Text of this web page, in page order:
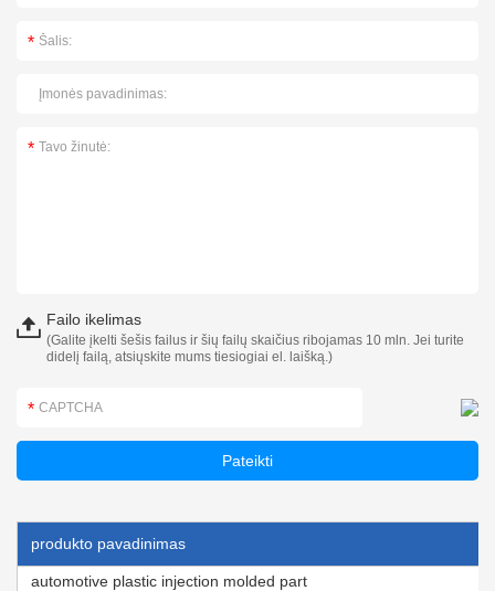
Failo ikelimas
(Galite įkelti šešis failus ir šių failų skaičius ribojamas 10 mln. Jei turite
didelį failą, atsiųskite mums tiesiogiai el. laišką.)
produkto pavadinimas
automotive plastic injection molded part